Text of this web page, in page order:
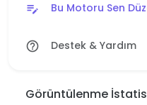
edit_note Bu Motoru Sen
help_outline Destek & Yardım
Görüntülenme